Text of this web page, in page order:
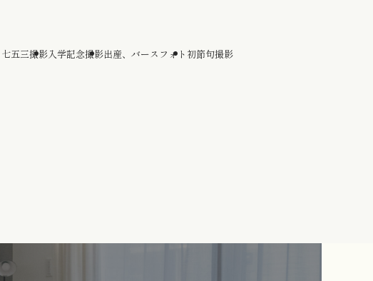
七五三撮影入学記念撮影出産、バースフォト 初節句撮影